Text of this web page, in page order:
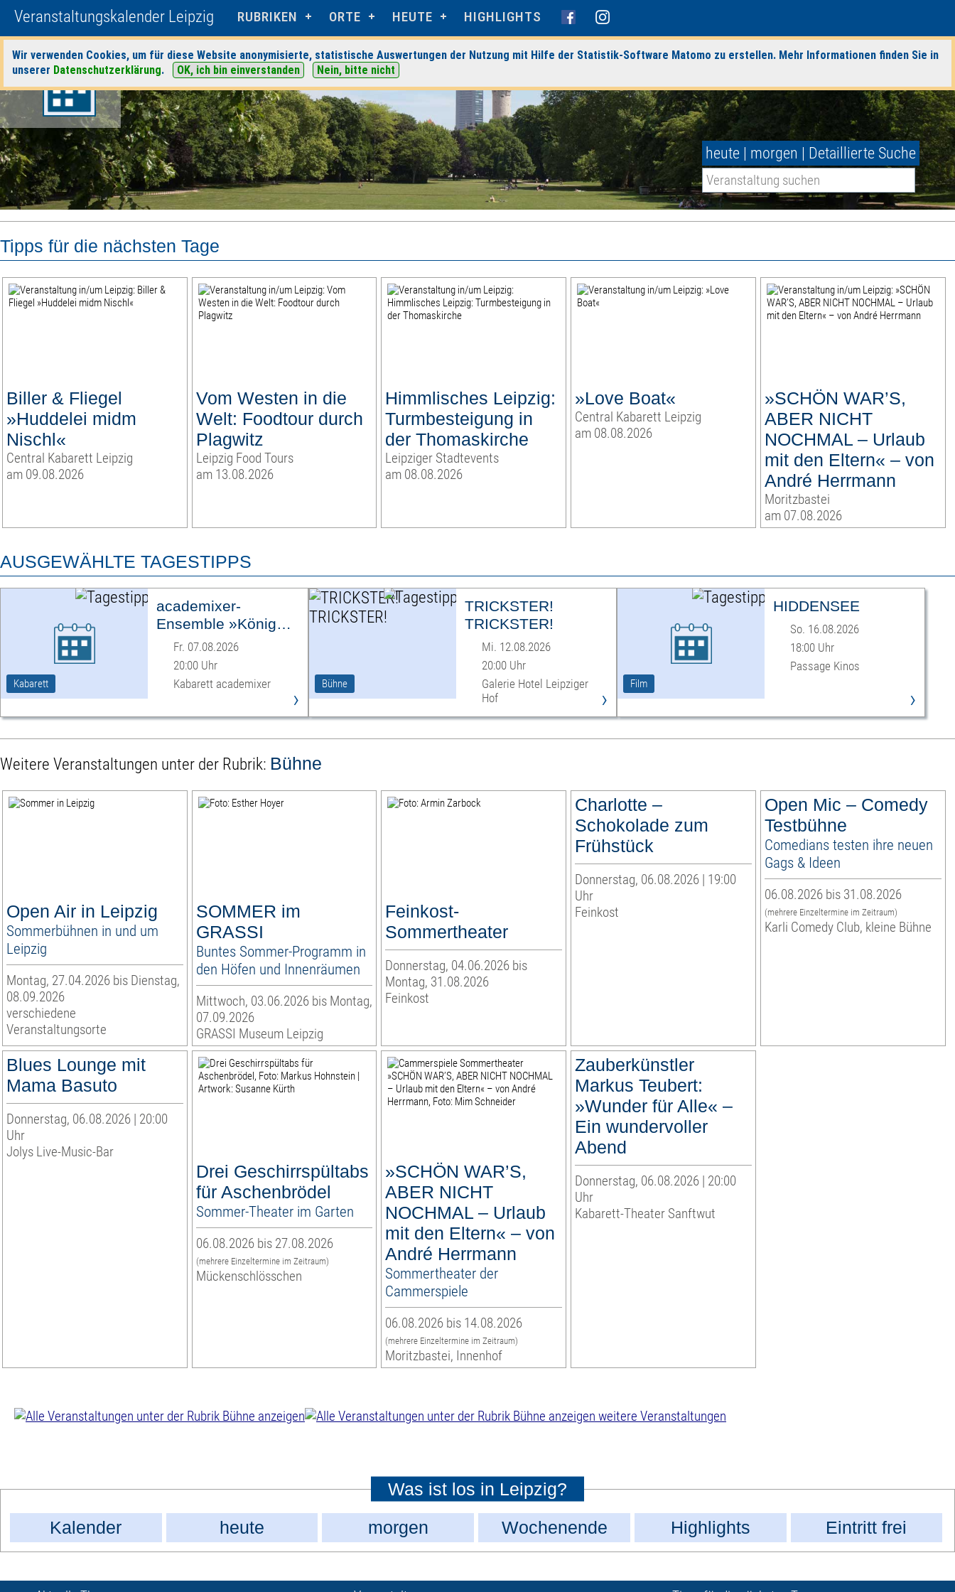
Veranstaltungskalender Leipzig RUBRIKEN ORTE HEUTE HIGHLIGHTS
Wir verwenden Cookies, um für diese Website anonymisierte, statistische Auswertungen der Nutzung mit Hilfe der Statistik-Software Matomo zu erstellen. Mehr Informationen finden Sie in
unserer Datenschutzerklärung. OK, ich bin einverstanden Nein, bitte nicht
heute | morgen | Detaillierte Suche
Tipps für die nächsten Tage
Biller & Fliegel
»Huddelei midm
Nischl«
Central Kabarett Leipzig
am 09.08.2026
Vom Westen in die
Welt: Foodtour durch
Plagwitz
Leipzig Food Tours
am 13.08.2026
Himmlisches Leipzig:
Turmbesteigung in
der Thomaskirche
Leipziger Stadtevents
am 08.08.2026
»Love Boat«
Central Kabarett Leipzig
am 08.08.2026
»SCHÖN WAR’S,
ABER NICHT
NOCHMAL – Urlaub
mit den Eltern« – von
André Herrmann
Moritzbastei
am 07.08.2026
AUSGEWÄHLTE TAGESTIPPS
Kabarett
academixer-
Ensemble »König
Ödipus«
Fr. 07.08.2026
20:00 Uhr
Kabarett academixer
›
Bühne
TRICKSTER!
TRICKSTER!
Mi. 12.08.2026
20:00 Uhr
Galerie Hotel Leipziger
Hof
›
Film
HIDDENSEE
So. 16.08.2026
18:00 Uhr
Passage Kinos
›
Weitere Veranstaltungen unter der Rubrik: Bühne
Open Air in Leipzig
Sommerbühnen in und um
Leipzig
Montag, 27.04.2026 bis Dienstag,
08.09.2026
verschiedene
Veranstaltungsorte
SOMMER im
GRASSI
Buntes Sommer-Programm in
den Höfen und Innenräumen
Mittwoch, 03.06.2026 bis Montag,
07.09.2026
GRASSI Museum Leipzig
Feinkost-
Sommertheater
Donnerstag, 04.06.2026 bis
Montag, 31.08.2026
Feinkost
Charlotte –
Schokolade zum
Frühstück
Donnerstag, 06.08.2026 | 19:00
Uhr
Feinkost
Open Mic – Comedy
Testbühne
Comedians testen ihre neuen
Gags & Ideen
06.08.2026 bis 31.08.2026
(mehrere Einzeltermine im Zeitraum)
Karli Comedy Club, kleine Bühne
Blues Lounge mit
Mama Basuto
Donnerstag, 06.08.2026 | 20:00
Uhr
Jolys Live-Music-Bar
Drei Geschirrspültabs
für Aschenbrödel
Sommer-Theater im Garten
06.08.2026 bis 27.08.2026
(mehrere Einzeltermine im Zeitraum)
Mückenschlösschen
»SCHÖN WAR’S,
ABER NICHT
NOCHMAL – Urlaub
mit den Eltern« – von
André Herrmann
Sommertheater der
Cammerspiele
06.08.2026 bis 14.08.2026
(mehrere Einzeltermine im Zeitraum)
Moritzbastei, Innenhof
Zauberkünstler
Markus Teubert:
»Wunder für Alle« –
Ein wundervoller
Abend
Donnerstag, 06.08.2026 | 20:00
Uhr
Kabarett-Theater Sanftwut
weitere Veranstaltungen
Was ist los in Leipzig?
Kalender
heute morgen Wochenende Highlights Eintritt frei